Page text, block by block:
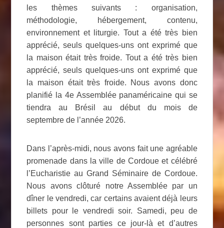
les thèmes suivants : organisation,
méthodologie, hébergement, contenu,
environnement et liturgie. Tout a été très bien
apprécié, seuls quelques-uns ont exprimé que
la maison était très froide. Tout a été très bien
apprécié, seuls quelques-uns ont exprimé que
la maison était très froide. Nous avons donc
planifié la 4e Assemblée panaméricaine qui se
tiendra au Brésil au début du mois de
septembre de l’année 2026.
Dans l’après-midi, nous avons fait une agréable
promenade dans la ville de Cordoue et célébré
l’Eucharistie au Grand Séminaire de Cordoue.
Nous avons clôturé notre Assemblée par un
dîner le vendredi, car certains avaient déjà leurs
billets pour le vendredi soir. Samedi, peu de
personnes sont parties ce jour-là et d’autres